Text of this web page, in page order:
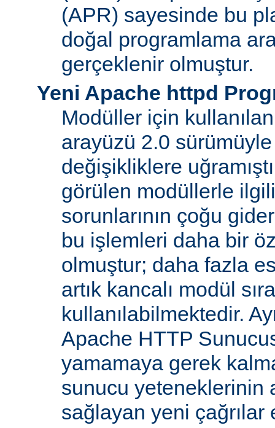
(APR) sayesinde bu
doğal programlama
gerçeklenir olmuştur.
Yeni Apache httpd
Modüller için
arayüzü 2.0
değişikliklere
görülen modüllerle
sorunlarının çoğu
bu işlemleri daha bir
olmuştur; daha fazla
artık kancalı modül
kullanılabilmektedir.
Apache HTTP
yamamaya gerek
sunucu yeteneklerinin
sağlayan yeni çağrılar